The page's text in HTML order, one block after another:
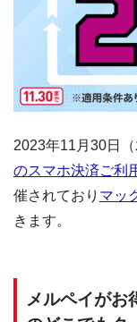
2023年11月30日（
のスマホ決済ご利
催されており マッ
きます。
メルペイがお